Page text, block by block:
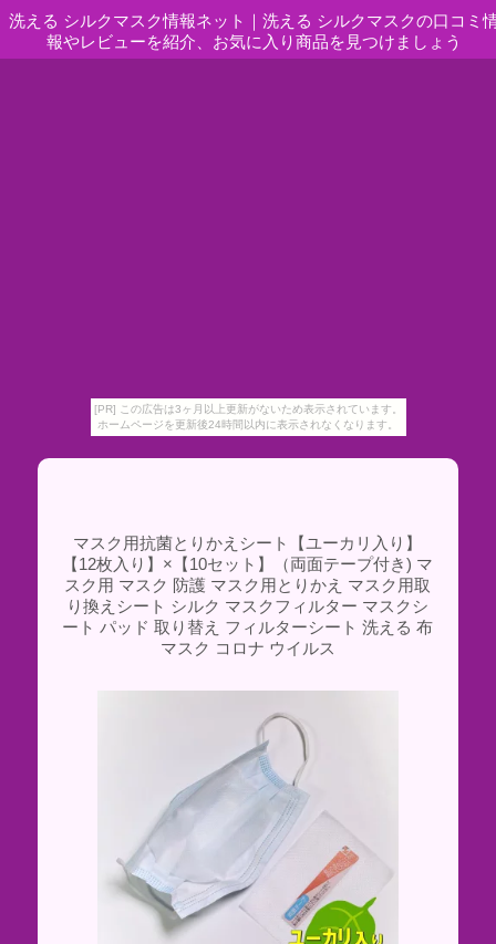
[PR] この広告は3ヶ月以上更新がないため表示されています。
ホームページを更新後24時間以内に表示されなくなります。
洗える シルクマスク情報ネット ｜ 洗える シルクマスクの口コミ
報やレビューを紹介、お気に入り商品を見つけましょう
マスク用抗菌とりかえシート【ユーカリ入り】
【12枚入り】×【10セット】（両面テープ付き) マ
スク用 マスク 防護 マスク用とりかえ マスク用取
り換えシート シルク マスクフィルター マスクシ
ート パッド 取り替え フィルターシート 洗える 布
マスク コロナ ウイルス